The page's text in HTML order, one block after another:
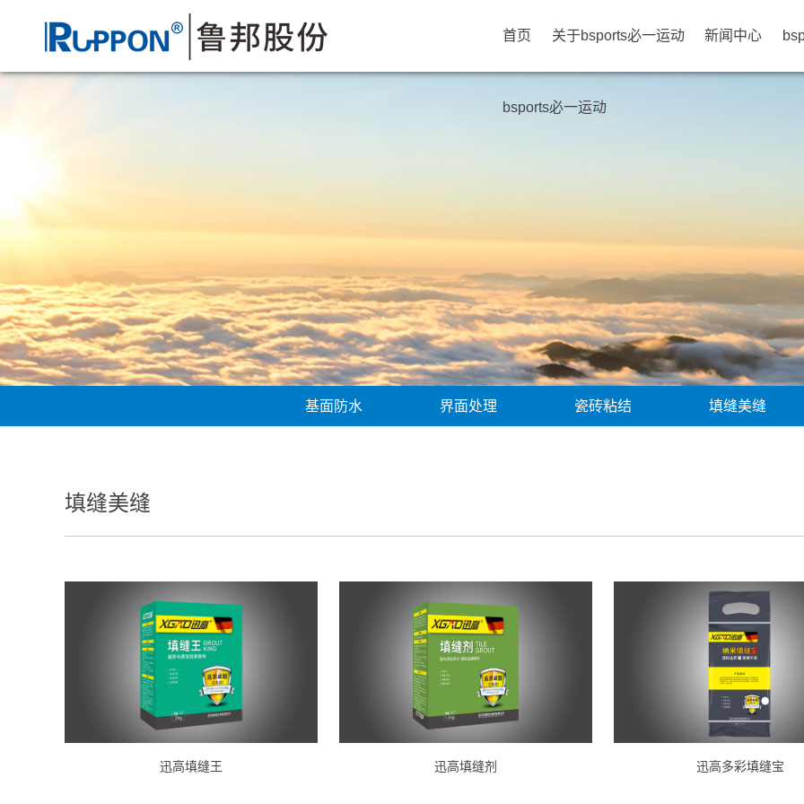
首页 关于bsports必一运动 新闻中心
bsports必一运动
基面防水 界面处理 瓷砖粘结 填缝美缝
填缝美缝
迅高填缝王 迅高填缝剂 迅高多彩填缝宝